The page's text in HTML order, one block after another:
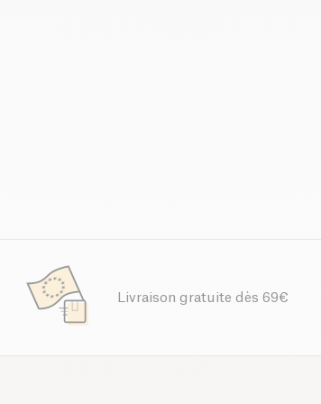
Livraison gratuite dès 69€